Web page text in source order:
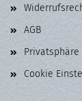
AGB
Cookie